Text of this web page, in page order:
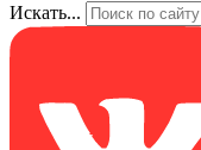
Искать...